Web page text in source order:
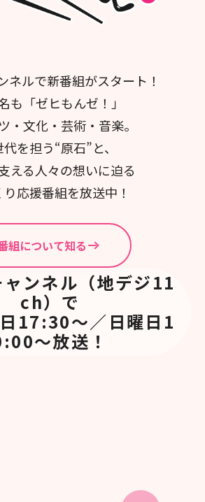
ネルで新番組がスタート！
も「ゼヒもんゼ！」
・文化・芸術・音楽。
を担う“原石”と、
える人々の想いに迫る
応援番組を放送中！
組について知る
ンネル（地デジ11
ch）で
17:30～／日曜日1
～放送！